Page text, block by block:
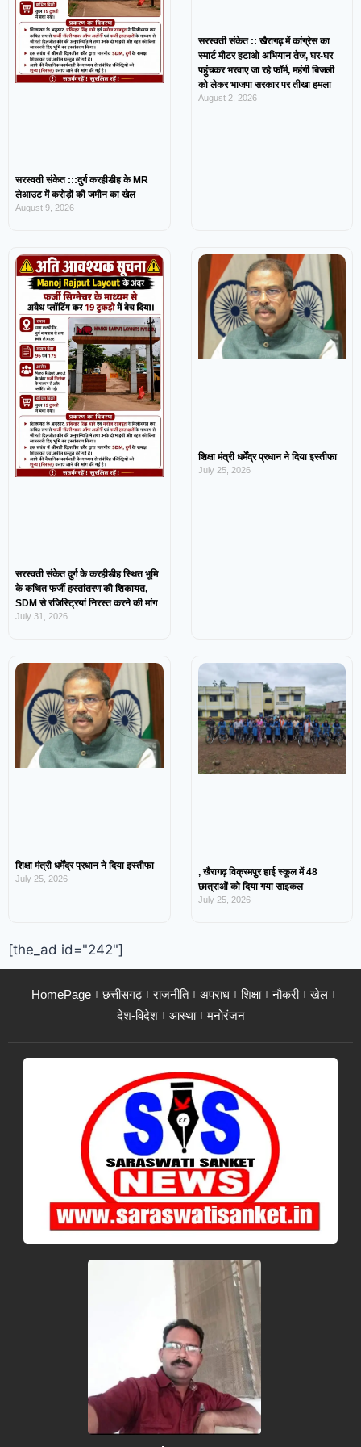
सरस्वती संकेत :::दुर्ग करहीडीह के MR
लेआउट में करोड़ों की जमीन का खेल
August 9, 2026
सरस्वती संकेत :: खैरागढ़ में कांग्रेस का
स्मार्ट मीटर हटाओ अभियान तेज, घर-घर
पहुंचकर भरवाए जा रहे फॉर्म, महंगी बिजली
को लेकर भाजपा सरकार पर तीखा हमला
August 2, 2026
सरस्वती संकेत दुर्ग के करहीडीह स्थित भूमि
के कथित फर्जी हस्तांतरण की शिकायत,
SDM से रजिस्ट्रियां निरस्त करने की मांग
July 31, 2026
शिक्षा मंत्री धर्मेंद्र प्रधान ने दिया इस्तीफा
July 25, 2026
शिक्षा मंत्री धर्मेंद्र प्रधान ने दिया इस्तीफा
July 25, 2026
, खैरागढ़ विक्रमपुर हाई स्कूल में 48
छात्राओं को दिया गया साइकल
July 25, 2026
[the_ad id="242"]
HomePage छत्तीसगढ़ राजनीति अपराध शिक्षा नौकरी
खेल
देश-विदेश
आस्था मनोरंजन